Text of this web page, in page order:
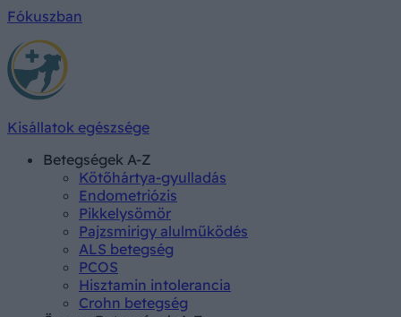
Fókuszban
Kisállatok egészsége
Betegségek A-Z
Kötőhártya-gyulladás
Endometriózis
Pikkelysömör
Pajzsmirigy alulműködés
ALS betegség
PCOS
Hisztamin intolerancia
Crohn betegség